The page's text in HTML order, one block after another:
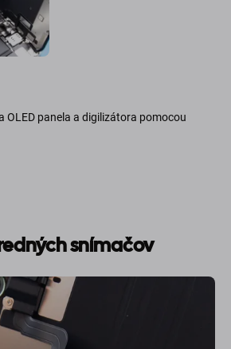
OLED panela a digilizátora pomocou
snímačov